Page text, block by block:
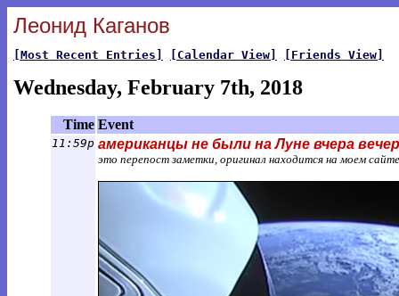
Леонид Каганов
[Most Recent Entries] [Calendar View] [Friends View]
Wednesday, February 7th, 2018
Time Event
11:59p американцы не были на Луне вчера
это перепост заметки, оригинал находится на моем